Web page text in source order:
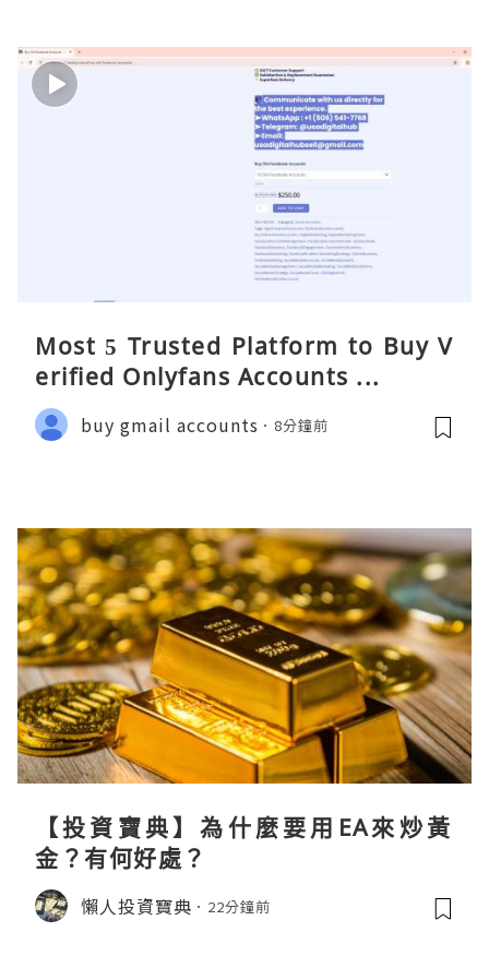
Most 5 Trusted Platform to Buy V
erified Onlyfans Accounts ...
buy gmail accounts 8分鐘前
【投資寶典】為什麼要用EA來炒黃
金？有何好處？
懶人投資寶典 22分鐘前